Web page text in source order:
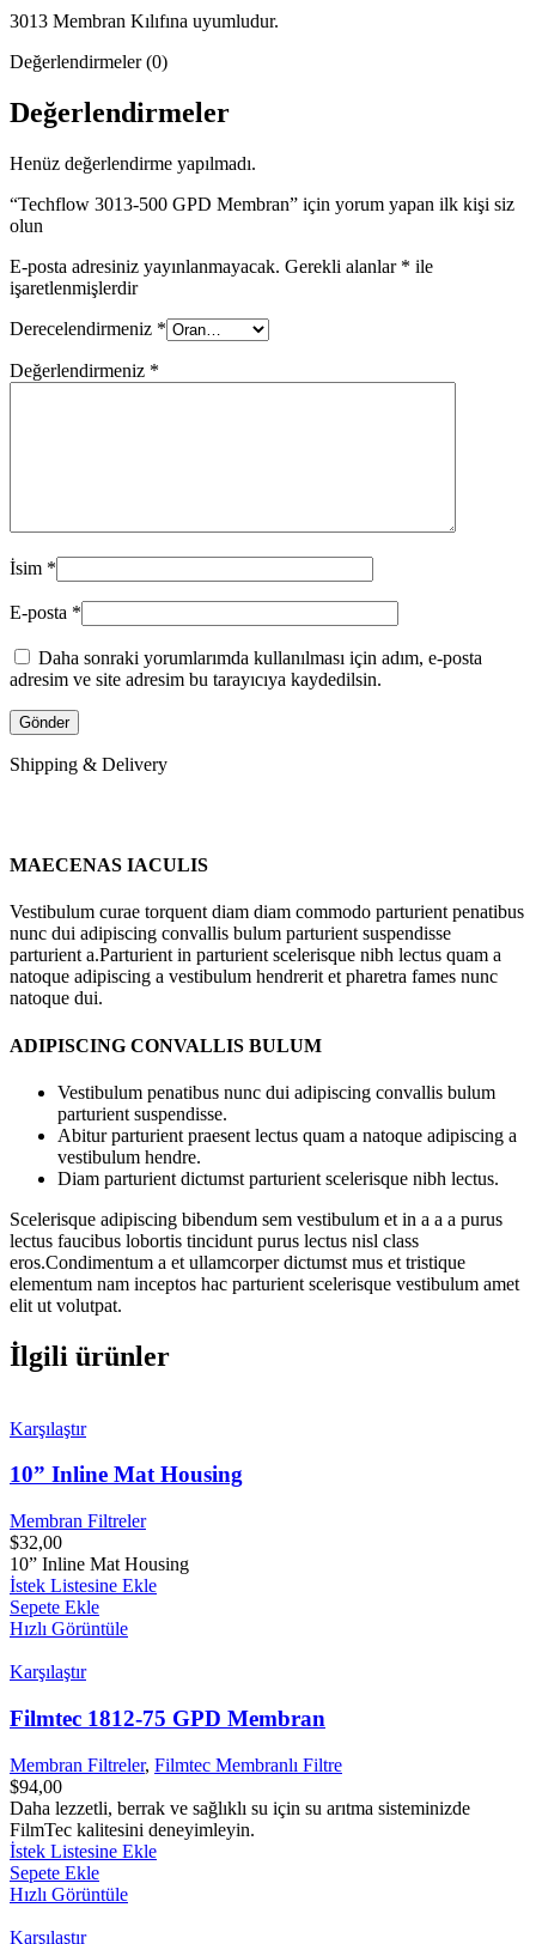
3013 Membran Kılıfına uyumludur.
Değerlendirmeler (0)
Değerlendirmeler
Henüz değerlendirme yapılmadı.
“Techflow 3013-500 GPD Membran” için yorum yapan ilk kişi siz
olun
E-posta adresiniz yayınlanmayacak. Gerekli alanlar * ile
işaretlenmişlerdir
Derecelendirmeniz *
Değerlendirmeniz *
İsim *
E-posta *
Daha sonraki yorumlarımda kullanılması için adım, e-posta
adresim ve site adresim bu tarayıcıya kaydedilsin.
Shipping & Delivery
MAECENAS IACULIS
Vestibulum curae torquent diam diam commodo parturient penatibus
nunc dui adipiscing convallis bulum parturient suspendisse
parturient a.Parturient in parturient scelerisque nibh lectus quam a
natoque adipiscing a vestibulum hendrerit et pharetra fames nunc
natoque dui.
ADIPISCING CONVALLIS BULUM
Vestibulum penatibus nunc dui adipiscing convallis bulum
parturient suspendisse.
Abitur parturient praesent lectus quam a natoque adipiscing a
vestibulum hendre.
Diam parturient dictumst parturient scelerisque nibh lectus.
Scelerisque adipiscing bibendum sem vestibulum et in a a a purus
lectus faucibus lobortis tincidunt purus lectus nisl class
eros.Condimentum a et ullamcorper dictumst mus et tristique
elementum nam inceptos hac parturient scelerisque vestibulum amet
elit ut volutpat.
İlgili ürünler
Karşılaştır
10” Inline Mat Housing
Membran Filtreler
$32,00
10” Inline Mat Housing
İstek Listesine Ekle
Sepete Ekle
Hızlı Görüntüle
Karşılaştır
Filmtec 1812-75 GPD Membran
Membran Filtreler, Filmtec Membranlı Filtre
$94,00
Daha lezzetli, berrak ve sağlıklı su için su arıtma sisteminizde
FilmTec kalitesini deneyimleyin.
İstek Listesine Ekle
Sepete Ekle
Hızlı Görüntüle
Karşılaştır